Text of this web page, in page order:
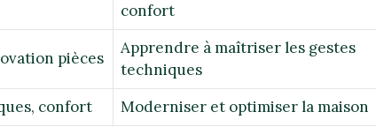
confort
pièces
Apprendre à maîtriser les gestes
techniques
confort Moderniser et optimiser la maison